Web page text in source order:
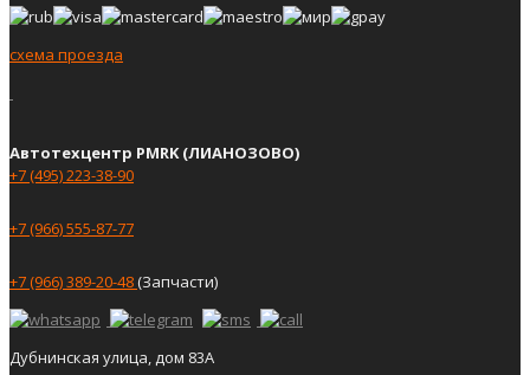
схема проезда
Автотехцентр PMRK (ЛИАНОЗОВО)
+7 (495) 223-38-90
+7 (966) 555-87-77
+7 (966) 389-20-48(Запчасти)
Дубнинская улица, дом 83А